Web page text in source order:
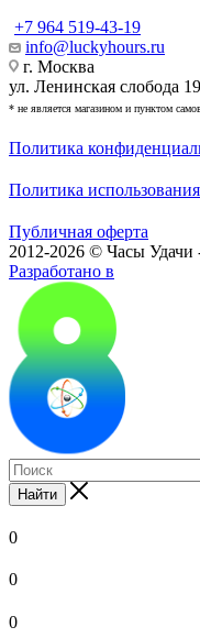
+7 964 519-43-19
info@luckyhours.ru
г. Москва
ул. Ленинская слобода 19
* не является магазином и пунктом
Политика
Политика
Публичная оферта
2012-2026 © Часы Удачи
Разработано в
Найти
0
0
0